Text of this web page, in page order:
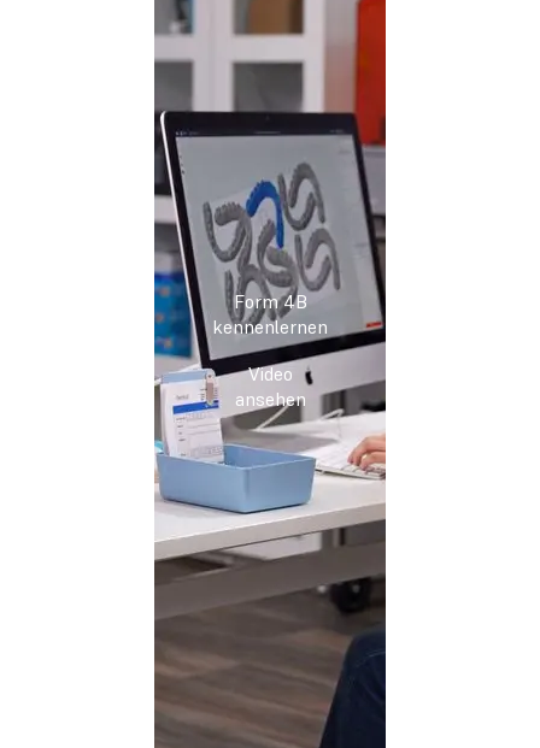
Form 4B
kennenlernen
Video
ansehen